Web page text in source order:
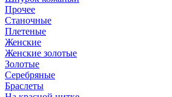
Прочее
Станочные
Плетеные
Женские
Женские золотые
Золотые
Серебряные
Браслеты